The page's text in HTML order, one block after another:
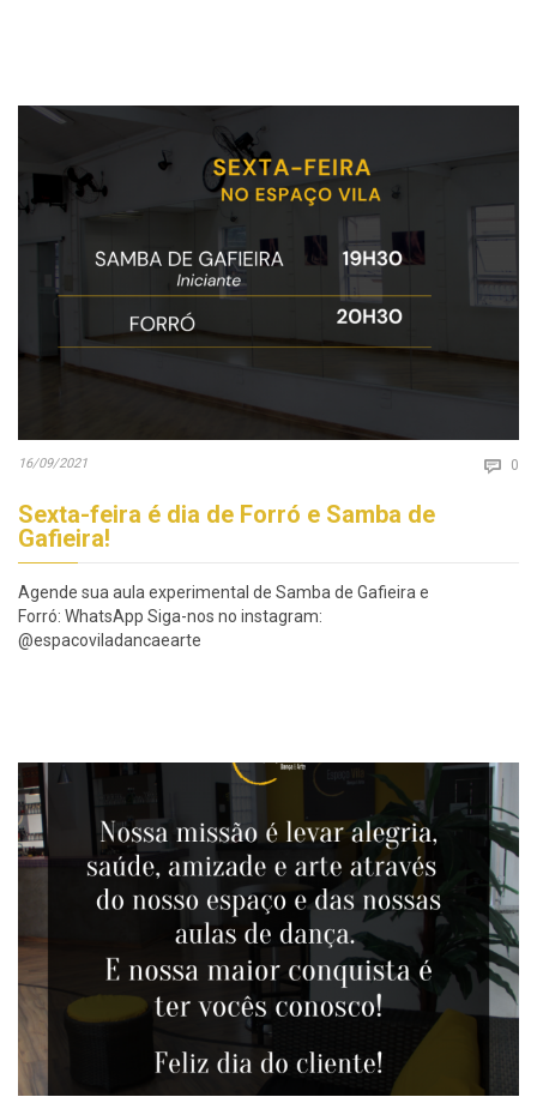
16/09/2021  0
Sexta-feira é dia de Forró e Samba de
Gafieira!
Agende sua aula experimental de Samba de Gafieira e
Forró: WhatsApp Siga-nos no instagram:
@espacoviladancaearte